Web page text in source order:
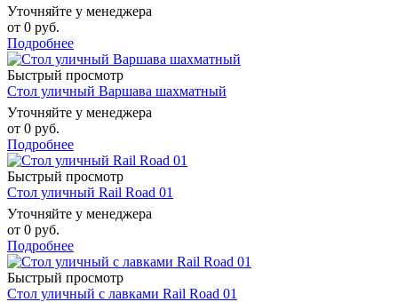
Уточняйте у менеджера
от 0 руб.
Подробнее
Быстрый просмотр
Стол уличный Варшава шахматный
Уточняйте у менеджера
от 0 руб.
Подробнее
Быстрый просмотр
Стол уличный Rail Road 01
Уточняйте у менеджера
от 0 руб.
Подробнее
Быстрый просмотр
Стол уличный с лавками Rail Road 01